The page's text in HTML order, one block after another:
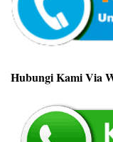
Hubungi Kami Via